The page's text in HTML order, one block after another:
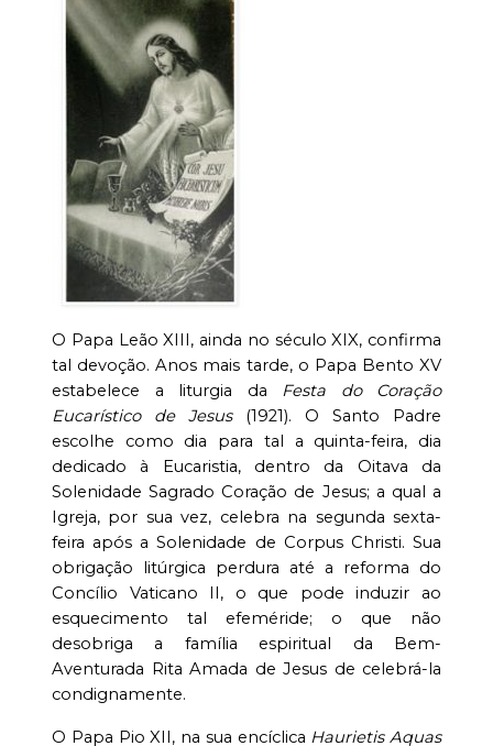
O Papa Leão XIII, ainda no século XIX, confirma
tal devoção. Anos mais tarde, o Papa Bento XV
estabelece a liturgia da Festa do Coração
Eucarístico de Jesus (1921). O Santo Padre
escolhe como dia para tal a quinta-feira, dia
dedicado à Eucaristia, dentro da Oitava da
Solenidade Sagrado Coração de Jesus; a qual a
Igreja, por sua vez, celebra na segunda sexta-
feira após a Solenidade de Corpus Christi. Sua
obrigação litúrgica perdura até a reforma do
Concílio Vaticano II, o que pode induzir ao
esquecimento tal efeméride; o que não
desobriga a família espiritual da Bem-
Aventurada Rita Amada de Jesus de celebrá-la
condignamente.
O Papa Pio XII, na sua encíclica Haurietis Aquas